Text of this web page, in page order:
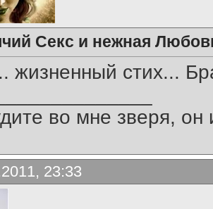
Секс и нежная
жизненный стих...
во мне зверя, он
23:33